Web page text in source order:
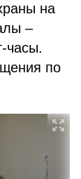
на
–
часы.
по